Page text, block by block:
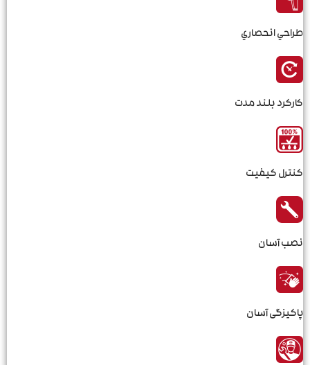
طراحي انحصاري
کارکرد بلند مدت
كنترل كيفيت
نصب آسان
پاکیزگی آسان